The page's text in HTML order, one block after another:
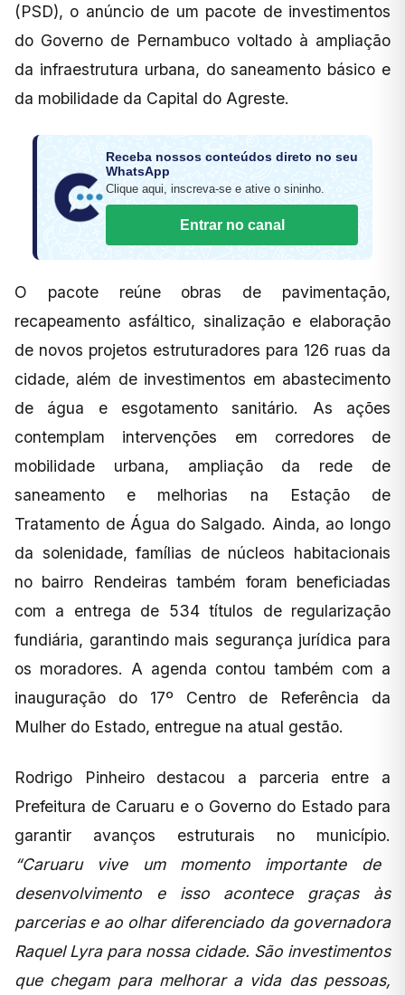
(PSD), o anúncio de um pacote de investimentos
do Governo de Pernambuco voltado à ampliação
da infraestrutura urbana, do saneamento básico e
da mobilidade da Capital do Agreste.
Receba nossos conteúdos direto no seu
WhatsApp
Clique aqui, inscreva-se e ative o sininho.
Entrar no canal
O pacote reúne obras de pavimentação,
recapeamento asfáltico, sinalização e elaboração
de novos projetos estruturadores para 126 ruas da
cidade, além de investimentos em abastecimento
de água e esgotamento sanitário. As ações
contemplam intervenções em corredores de
mobilidade urbana, ampliação da rede de
saneamento e melhorias na Estação de
Tratamento de Água do Salgado. Ainda, ao longo
da solenidade, famílias de núcleos habitacionais
no bairro Rendeiras também foram beneficiadas
com a entrega de 534 títulos de regularização
fundiária, garantindo mais segurança jurídica para
os moradores. A agenda contou também com a
inauguração do 17º Centro de Referência da
Mulher do Estado, entregue na atual gestão.
Rodrigo Pinheiro destacou a parceria entre a
Prefeitura de Caruaru e o Governo do Estado para
garantir avanços estruturais no município.
“Caruaru vive um momento importante de
desenvolvimento e isso acontece graças às
parcerias e ao olhar diferenciado da governadora
Raquel Lyra para nossa cidade. São investimentos
que chegam para melhorar a vida das pessoas,